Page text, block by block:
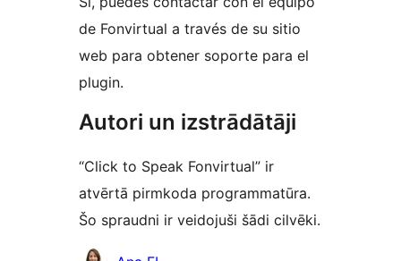
de Fonvirtual a través de su sitio
web para obtener soporte para el
plugin.
Autori un izstrādātāji
“Click to Speak Fonvirtual” ir
atvērtā pirmkoda programmatūra.
Šo spraudni ir veidojuši šādi cilvēki.